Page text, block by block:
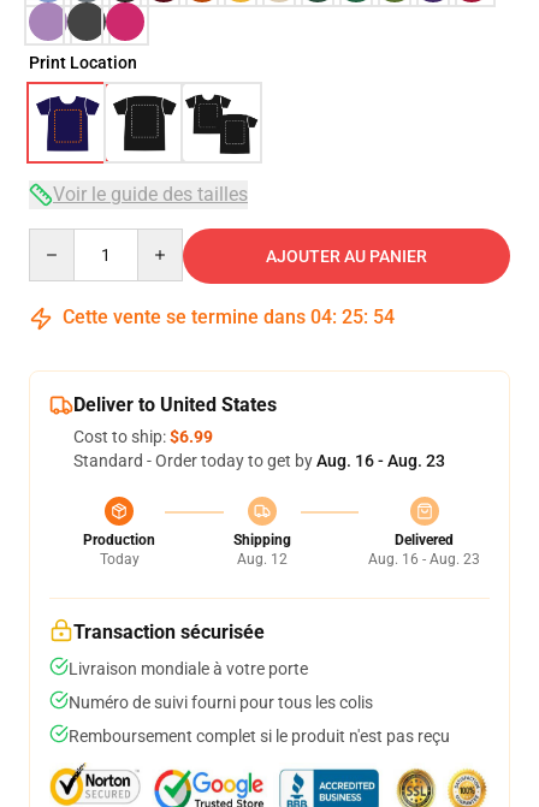
Print Location
Voir le guide des tailles
AJOUTER AU PANIER
Cette vente se termine dans 04: 25: 54
Deliver to United States
Cost to ship:$6.99
Standard - Order today to get byAug. 16 - Aug. 23
Production
Today
Shipping
Aug. 12
Delivered
Aug. 16 - Aug. 23
Transaction sécurisée
Livraison mondiale à votre porte
Numéro de suivi fourni pour tous les colis
Remboursement complet si le produit n'est pas reçu